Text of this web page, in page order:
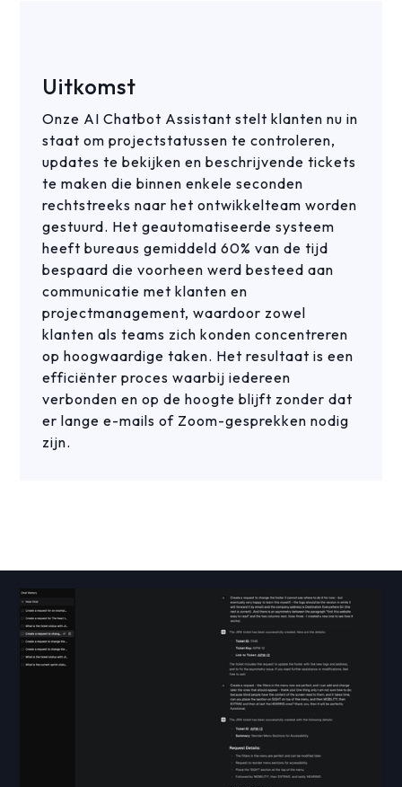
Uitkomst
Onze AI Chatbot Assistant stelt klanten nu in
staat om projectstatussen te controleren,
updates te bekijken en beschrijvende tickets
te maken die binnen enkele seconden
rechtstreeks naar het ontwikkelteam worden
gestuurd. Het geautomatiseerde systeem
heeft bureaus gemiddeld 60% van de tijd
bespaard die voorheen werd besteed aan
communicatie met klanten en
projectmanagement, waardoor zowel
klanten als teams zich konden concentreren
op hoogwaardige taken. Het resultaat is een
efficiënter proces waarbij iedereen
verbonden en op de hoogte blijft zonder dat
er lange e-mails of Zoom-gesprekken nodig
zijn.